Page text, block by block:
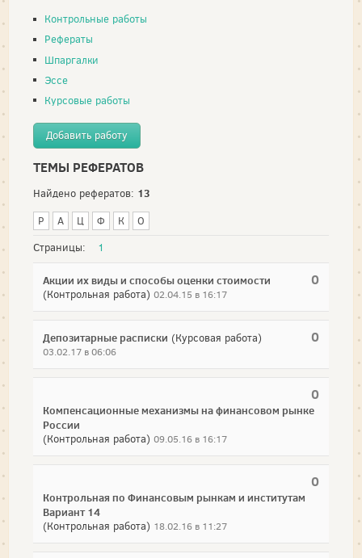
Контрольные работы
Рефераты
Шпаргалки
Эссе
Курсовые работы
Добавить работу
ТЕМЫ РЕФЕРАТОВ
Найдено рефератов: 13
Р А Ц Ф К
О
Страницы:
1
0
Акции их виды и способы оценки стоимости
(Контрольная работа) 02.04.15 в 16:17
0
Депозитарные расписки (Курсовая работа)
03.02.17 в 06:06
0
Компенсационные механизмы на финансовом рынке
России
(Контрольная работа) 09.05.16 в 16:17
0
Контрольная по Финансовым рынкам и институтам
Вариант 14
(Контрольная работа) 18.02.16 в 11:27